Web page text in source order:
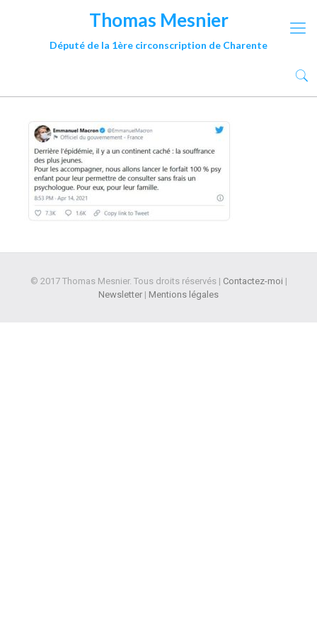
Thomas Mesnier
Député de la 1ère circonscription de Charente
© 2017 Thomas Mesnier. Tous droits réservés | Contactez-moi |
Newsletter | Mentions légales